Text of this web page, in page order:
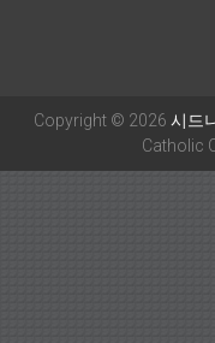
Copyright © 2026 시드
Catholic